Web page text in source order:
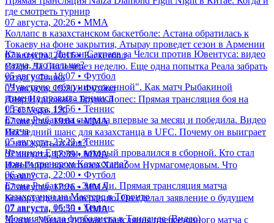
где смотреть турнир
07 августа, 20:26 • ММА
Коллапс в казахстанском баскетболе: Астана обратилась к
Токаеву на фоне закрытия, Атырау проведет сезон в Армении
07 августа, 20:16 • Баскетбол
Старт Ла Лиги через неделю. Еще одна попытка Реала забрать
титул у Флика
07 августа, 19:20 • Футбол
Дияр Нургожай - Бруно Лопес: Прямая трансляция боя на
UFC Vegas 120
07 августа, 19:04 • ММА
Последний шанс для казахстанца в UFC. Почему он выиграет
и что ждать от боя?
07 августа, 17:39 • ММА
Иан Гэрри восхитился Хабибом Нурмагомедовым. Что
сказал?
07 августа, 17:26 • ММА
Конору сделали операцию. Он сделал заявление о будущем
07 августа, 15:55 • ММА
Челси - Милан: прямая трансляция предсезонного матча с
Как сыграл Дастан Сатпаев за Челси против Ювентуса: видео
матча, что дальше?
05 августа, 18:07 • Футбол
"Чувствую себя уничтоженной". Как матч Рыбакиной
изменил правила тенниса
05 августа, 19:56 • Теннис
Елена Рыбакина сыграла впервые за месяц и победила. Видео
матча
05 августа, 23:23 • Теннис
Чемпион Европы, который провалился в сборной. Кто стал
новым тренером Казахстана?
06 августа, 22:00 • Футбол
Елена Рыбакина - Энн Ли. Прямая трансляция матча
казахстанки на Мастерс в Торонто
07 августа, 06:30 • Теннис
Молния убила футболиста в Таиланде (Видео)